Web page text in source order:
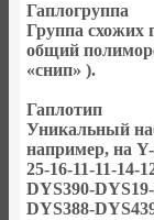
Гаплогруппа
Группа схожих
общий
«снип» ).
Гаплотип
Уникальный
например, на
25-16-11-11-14-
DYS390-
DYS388-